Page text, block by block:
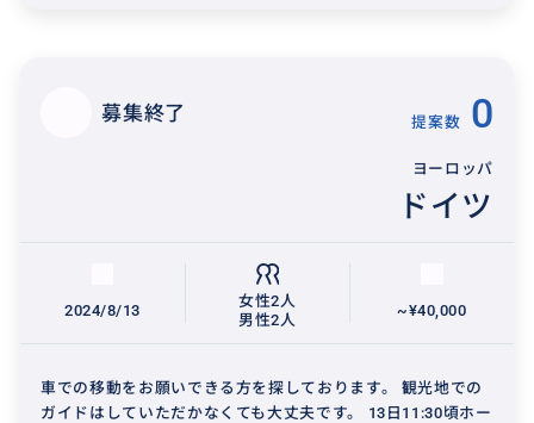
募集終了 提案数 0
ヨーロッパ
ドイツ
2024/8/13
女性2人
男性2人
~¥40,000
車での移動をお願いできる方を探しております。 観光地での
ガイドはしていただかなくても大丈夫です。 13日11:30頃ホー